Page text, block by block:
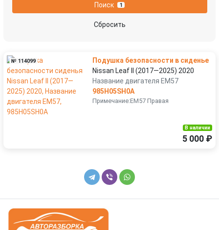
Volvo
Поиск 1
Сбросить
№ 114099
Подушка безопасности в сиденье
Nissan Leaf II (2017—2025) 2020
Название двигателя EM57
985H05SH0A
Примечание:EM57 Правая
В наличии
5 000 ₽